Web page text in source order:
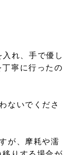
れ、手で優し
寧に行ったの
ないでくださ
が、摩耗や濡